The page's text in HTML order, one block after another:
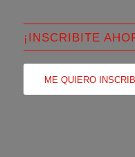
¡INSCRIBITE
ME QUIERO